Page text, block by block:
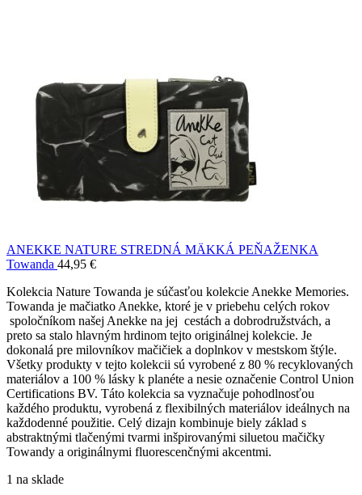
ANEKKE NATURE STREDNÁ MÄKKÁ PEŇAŽENKA
Towanda 44,95 €
Kolekcia Nature Towanda je súčasťou kolekcie Anekke Memories.
Towanda je mačiatko Anekke, ktoré je v priebehu celých rokov
spoločníkom našej Anekke na jej cestách a dobrodružstvách, a
preto sa stalo hlavným hrdinom tejto originálnej kolekcie. Je
dokonalá pre milovníkov mačičiek a doplnkov v mestskom štýle.
Všetky produkty v tejto kolekcii sú vyrobené z 80 % recyklovaných
materiálov a 100 % lásky k planéte a nesie označenie Control Union
Certifications BV. Táto kolekcia sa vyznačuje pohodlnosťou
každého produktu, vyrobená z flexibilných materiálov ideálnych na
každodenné použitie. Celý dizajn kombinuje biely základ s
abstraktnými tlačenými tvarmi inšpirovanými siluetou mačičky
Towandy a originálnymi fluorescenčnými akcentmi.
1 na sklade